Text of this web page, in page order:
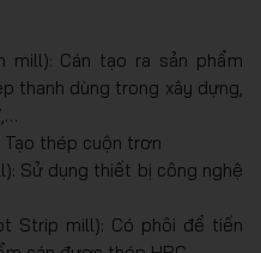
mill): Cán tạo ra sản phẩm
thanh dùng trong xây dựng,
thép cuộn trơn
Sử dụng thiết bị công nghệ
Strip mill): Có phôi để tiến